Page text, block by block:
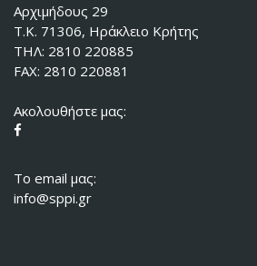
Αρχιμήδους 29
Τ.Κ. 71306, Ηράκλειο Κρήτης
ΤΗΛ: 2810 220885
FAX: 2810 220881
Ακολουθήστε μας:
To email μας:
info@sppi.gr